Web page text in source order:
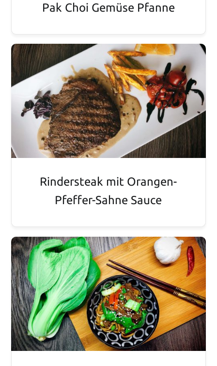
Pak Choi Gemüse Pfanne
Rindersteak mit Orangen-
Pfeffer-Sahne Sauce